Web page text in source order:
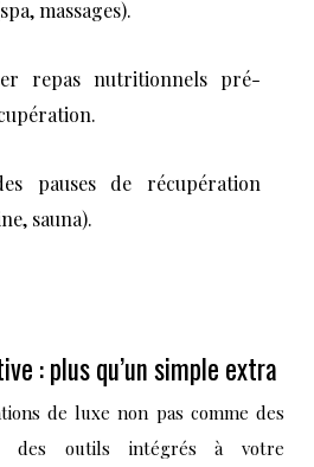
massages).
repas nutritionnels pré-
pauses de récupération
sauna).
: plus qu’un simple extra
de luxe non pas comme des
des outils intégrés à votre